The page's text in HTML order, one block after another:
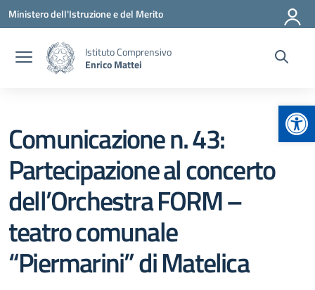
Vai ai contenuti
Vai al menu di navigazione
Vai al footer
Ministero dell'Istruzione e del Merito
Istituto Comprensivo
Enrico Mattei
Comunicazione n. 43:
Partecipazione al concerto
dell’Orchestra FORM –
teatro comunale
“Piermarini” di Matelica